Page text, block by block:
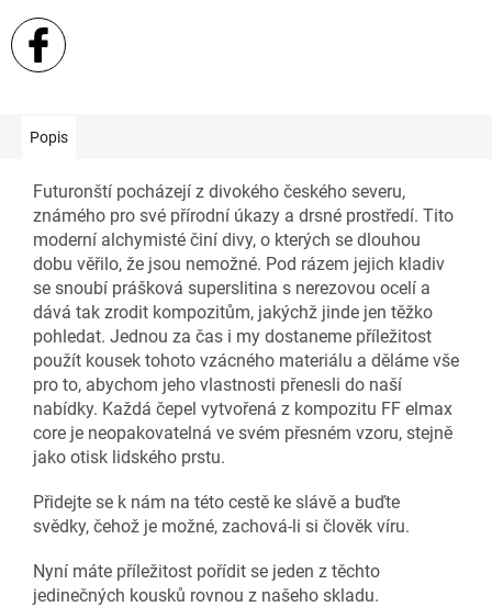
Popis
Futuronští pocházejí z divokého českého severu,
známého pro své přírodní úkazy a drsné prostředí. Tito
moderní alchymisté činí divy, o kterých se dlouhou
dobu věřilo, že jsou nemožné. Pod rázem jejich kladiv
se snoubí prášková superslitina s nerezovou ocelí a
dává tak zrodit kompozitům, jakýchž jinde jen těžko
pohledat. Jednou za čas i my dostaneme příležitost
použít kousek tohoto vzácného materiálu a děláme vše
pro to, abychom jeho vlastnosti přenesli do naší
nabídky. Každá čepel vytvořená z kompozitu FF elmax
core je neopakovatelná ve svém přesném vzoru, stejně
jako otisk lidského prstu.
Přidejte se k nám na této cestě ke slávě a buďte
svědky, čehož je možné, zachová-li si člověk víru.
Nyní máte příležitost pořídit se jeden z těchto
jedinečných kousků rovnou z našeho skladu.